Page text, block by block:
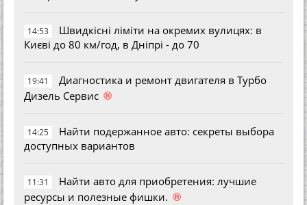
14:53
Швидкісні ліміти на окремих вулицях: в
Києві до 80 км/год, в Дніпрі - до 70
19:41
Диагностика и ремонт двигателя в Турбо
Дизель Сервис ®
14:25
Найти подержанное авто: секреты выбора
доступных вариантов
11:31
Найти авто для приобретения: лучшие
ресурсы и полезные фишки. ®